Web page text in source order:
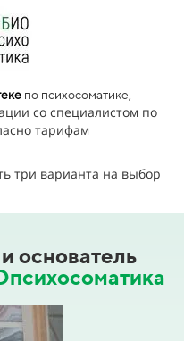
по психосоматике,
со специалистом по
тарифам
три варианта на выбор
основатель